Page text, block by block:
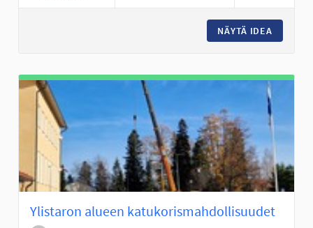
NÄYTÄ IDEA
Ylistaron alueen katukorismahdollisuudet